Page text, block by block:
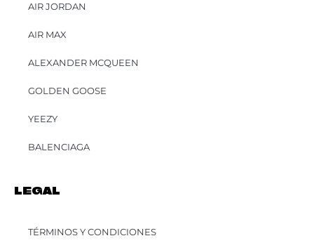
AIR JORDAN
AIR MAX
ALEXANDER MCQUEEN
GOLDEN GOOSE
YEEZY
BALENCIAGA
LEGAL
TÉRMINOS Y CONDICIONES